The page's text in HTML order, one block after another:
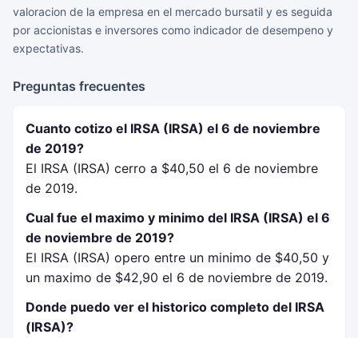
valoracion de la empresa en el mercado bursatil y es seguida
por accionistas e inversores como indicador de desempeno y
expectativas.
Preguntas frecuentes
Cuanto cotizo el IRSA (IRSA) el 6 de noviembre
de 2019?
El IRSA (IRSA) cerro a $40,50 el 6 de noviembre
de 2019.
Cual fue el maximo y minimo del IRSA (IRSA) el 6
de noviembre de 2019?
El IRSA (IRSA) opero entre un minimo de $40,50 y
un maximo de $42,90 el 6 de noviembre de 2019.
Donde puedo ver el historico completo del IRSA
(IRSA)?